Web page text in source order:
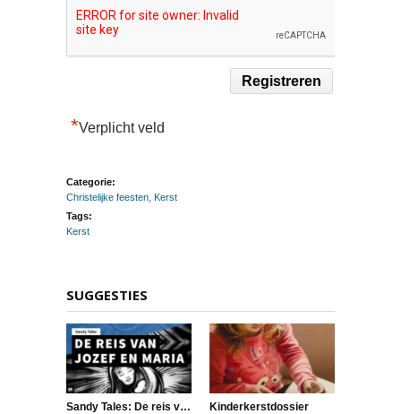
*Verplicht veld
Categorie:
Christelijke feesten Kerst
Tags:
Kerst
SUGGESTIES
Sandy Tales: De reis van Jozef en Maria naar Bethlehem Kinderkerstdossier